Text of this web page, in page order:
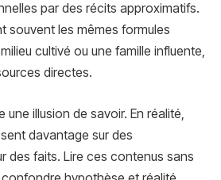
par des récits approximatifs.
souvent les mêmes formules
cultivé ou une famille influente,
directes.
illusion de savoir. En réalité,
davantage sur des
des faits. Lire ces contenus sans